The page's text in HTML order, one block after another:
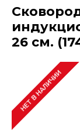
26 см.
НЕТ В НАЛИЧИИ